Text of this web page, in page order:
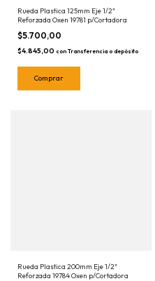
Rueda Plastica 125mm Eje 1/2"
Reforzada Oxen 19781 p/Cortadora
$5.700,00
$4.845,00 con Transferencia o depósito
Rueda Plastica 200mm Eje 1/2"
Reforzada 19784 Oxen p/Cortadora